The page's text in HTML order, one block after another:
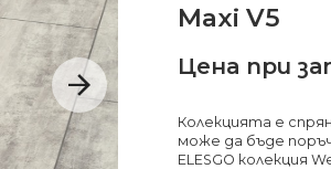
Maxi V5
Цена при
Колекцията е
може да бъде
ELESGO колекция